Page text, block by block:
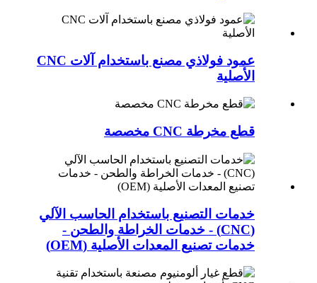
عمود فولاذي مصنع باستخدام آلات CNC
الأصلية
قطع مخرطة CNC مخصصة
خدمات التصنيع باستخدام الحاسب الآلي
(CNC) - خدمات الخراطة والطحن -
خدمات تصنيع المعدات الأصلية (OEM)